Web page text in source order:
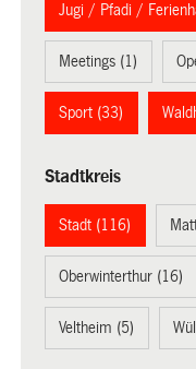
Jugi / Pfadi /
Meetings (1)
Sport (33)
Stadtkreis
Stadt (116)
Oberwinterthur (16)
Veltheim (5)